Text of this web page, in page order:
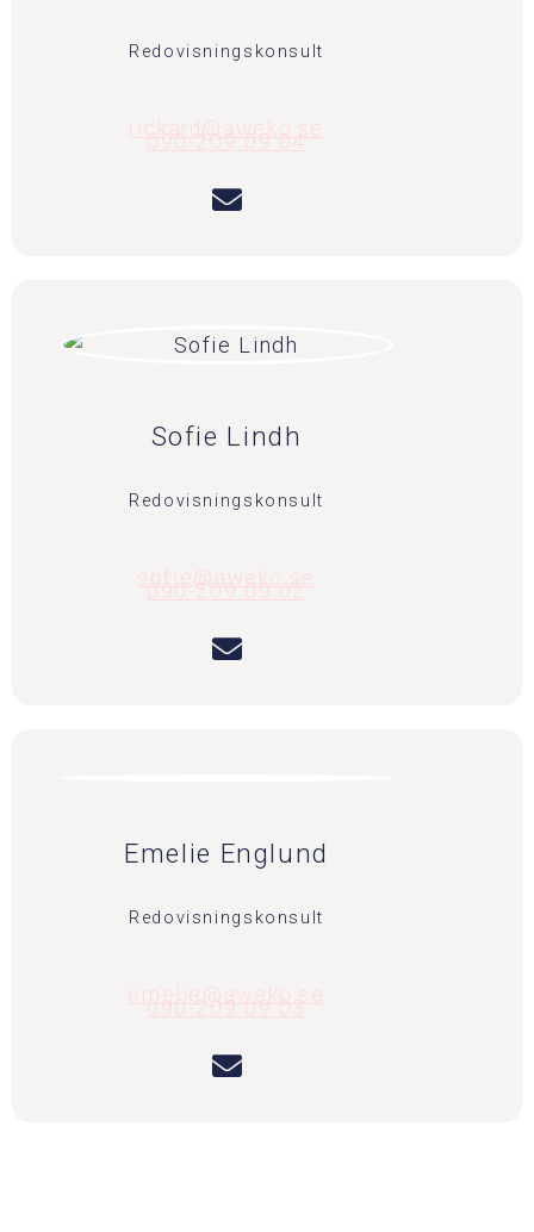
Redovisningskonsult
rickard@aweko.se
090-209 09 04
Sofie Lindh
Redovisningskonsult
sofie@aweko.se
090-209 09 02
Emelie Englund
Redovisningskonsult
emelie@aweko.se
090-209 09 03